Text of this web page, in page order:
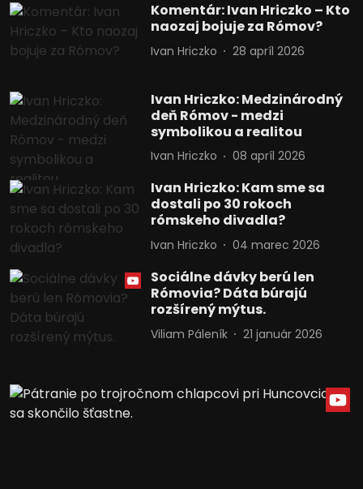
Komentár: Ivan Hriczko – Kto
naozaj bojuje za Rómov?
Ivan Hriczko 28 apríl 2026
Ivan Hriczko: Medzinárodný
deň Rómov - medzi
symbolikou a realitou
Ivan Hriczko 08 apríl 2026
Ivan Hriczko: Kam sme sa
dostali po 30 rokoch
rómskeho divadla?
Ivan Hriczko 04 marec 2026
Sociálne dávky berú len
Rómovia? Dáta búrajú
rozšírený mýtus.
Viliam Páleník 21 január 2026